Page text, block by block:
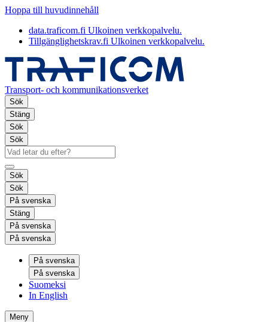
Hoppa till huvudinnehåll
data.traficom.fi Ulkoinen verkkopalvelu.
Tillgänglighetskrav.fi Ulkoinen verkkopalvelu.
Transport- och kommunikationsverket
Sök
Stäng
Sök
Sök
Sök
Sök
På svenska
Stäng
På svenska
På svenska
På svenska
På svenska
Suomeksi
In English
Meny